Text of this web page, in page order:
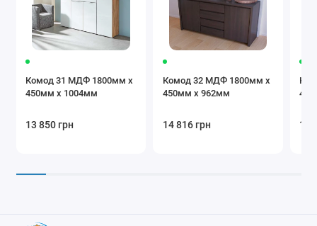
Комод 31 МДФ 1800мм x
450мм x 1004мм
13 850 грн
Комод 32 МДФ 1800мм x
450мм x 962мм
14 816 грн 15